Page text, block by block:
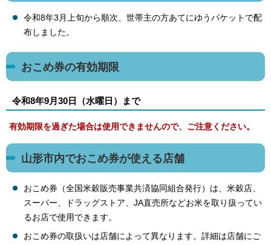
令和8年3月上旬から順次、世帯主の方あてにゆうパケットで配
布しました。
おこめ券の有効期限
令和8年9月30日（水曜日）まで
有効期限を過ぎた場合は使用できませんので、ご注意ください。
山形市内でおこめ券が使える店舗
おこめ券（全国米穀販売事業共済協同組合発行）は、米穀店、
スーパー、ドラッグストア、JA直売所などお米を取り扱ってい
るお店で使用できます。
おこめ券の取扱いは店舗によって異なります。詳細は店舗にご